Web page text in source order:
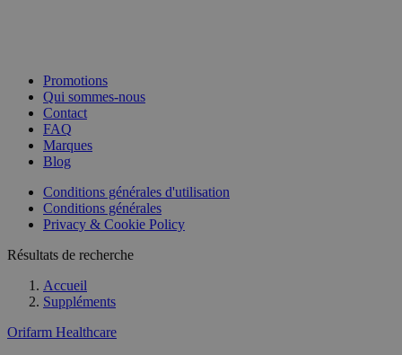
Promotions
Qui sommes-nous
Contact
FAQ
Marques
Blog
Conditions générales d'utilisation
Conditions générales
Privacy & Cookie Policy
Résultats de recherche
Accueil
Suppléments
Orifarm Healthcare